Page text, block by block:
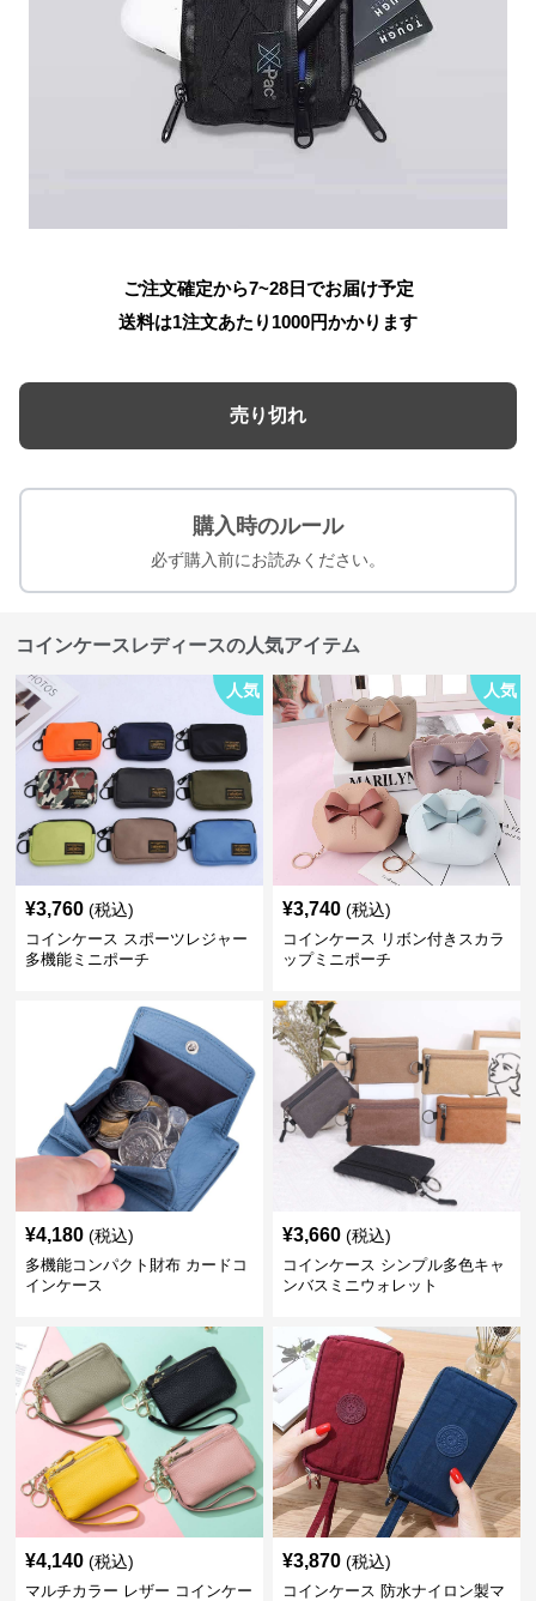
ご注文確定から7~28日でお届け予定
送料は1注文あたり 1000円かかります
売り切れ
購入時のルール
必ず購入前にお読みください。
コインケースレディースの人気アイテム
人気
¥3,760 (税込)
コインケース スポーツレジャー
多機能ミニポーチ
人気
¥3,740 (税込)
コインケース リボン付きスカラ
ップミニポーチ
¥4,180 (税込)
多機能コンパクト財布 カードコ
インケース
¥3,660 (税込)
コインケース シンプル多色キャ
ンバスミニウォレット
¥4,140 (税込)
マルチカラー レザー コインケー
¥3,870 (税込)
コインケース 防水ナイロン製マ